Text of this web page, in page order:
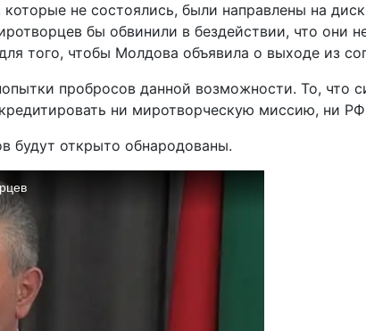
которые не состоялись, были направлены на
бы обвинили в бездействии, что они
того, чтобы Молдова объявила о выходе из
пробросов данной возможности. То, что
ни миротворческую миссию, ни
будут открыто обнародованы.